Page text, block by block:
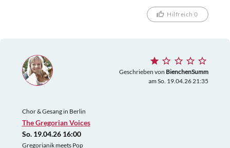
Hilfreich 0
Geschrieben von BienchenSumm
am So. 19.04.26 21:35
Chor & Gesang in Berlin
The Gregorian Voices
So. 19.04.26 16:00
Gregorianik meets Pop